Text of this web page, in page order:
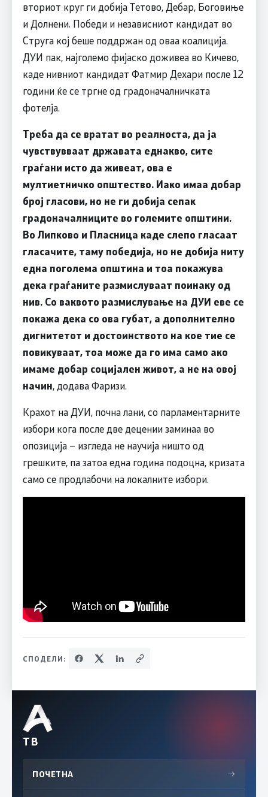
вториот круг ги добија Тетово, Дебар, Боговиње
и Долнени. Победи и независниот кандидат во
Струга кој беше поддржан од оваа коалиција.
ДУИ пак, најголемо фијаско доживеа во Кичево,
каде нивниот кандидат Фатмир Дехари после 12
години ќе се тргне од градоначалничката
фотелја.
Треба да се вратат во реалноста, да ја
чувствувваат државата еднакво, сите
граѓани исто да живеат, ова е
мултиетничко општество. Иако имаа добар
број гласови, но не ги добија сепак
градоначалниците во големите општини.
Во Липково и Пласница каде слепо гласаат
гласачите, таму победија, но не добија ниту
една поголема општина и тоа покажува
дека граѓаните размислуваат поинаку од
нив. Со ваквото размислување на ДУИ еве се
покажа дека со ова губат, а дополнително
дигнитетот и достоинството на кое тие се
повикуваат, тоа може да го има само ако
имаме добар социјален живот, а не на овој
начин, додава Фаризи.
Крахот на ДУИ, почна лани, со парламентарните
избори кога после две децении заминаа во
опозиција – изгледа не научија ништо од
грешките, па затоа една година подоцна, кризата
само се продлабочи на локалните избори.
СПОДЕЛИ:
ТВ
ПОЧЕТНА →